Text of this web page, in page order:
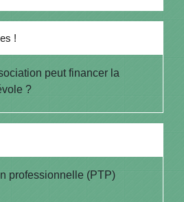
!
peut financer la
?
professionnelle (PTP)